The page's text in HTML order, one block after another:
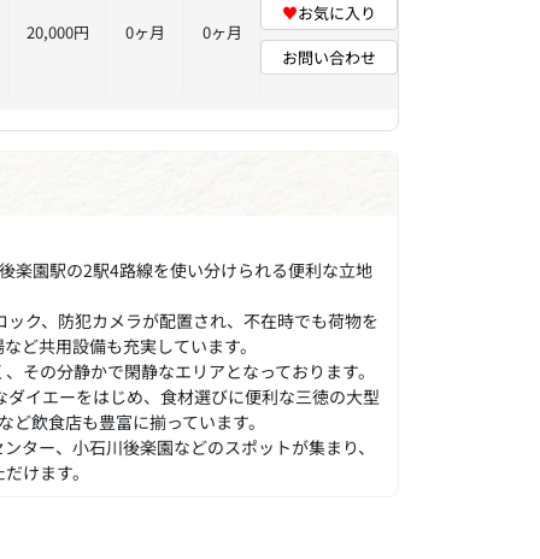
20,000円 0ヶ月 0ヶ月
♥お気に入り
お問い合わせ
楽園駅の2駅4路線を使い分けられる便利な立地
ク、防犯カメラが配置され、不在時でも荷物を
ど共用設備も充実しています。
その分静かで閑静なエリアとなっております。
イエーをはじめ、食材選びに便利な三徳の大型
飲食店も豊富に揃っています。
ター、小石川後楽園などのスポットが集まり、
けます。